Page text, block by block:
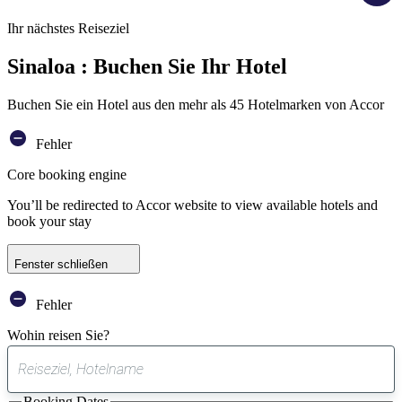
Ihr nächstes Reiseziel
Sinaloa : Buchen Sie Ihr Hotel
Buchen Sie ein Hotel aus den mehr als 45 Hotelmarken von Accor
Fehler
Core booking engine
You’ll be redirected to Accor website to view available hotels and
book your stay
Fenster schließen
Fehler
Wohin reisen Sie?
gefundener